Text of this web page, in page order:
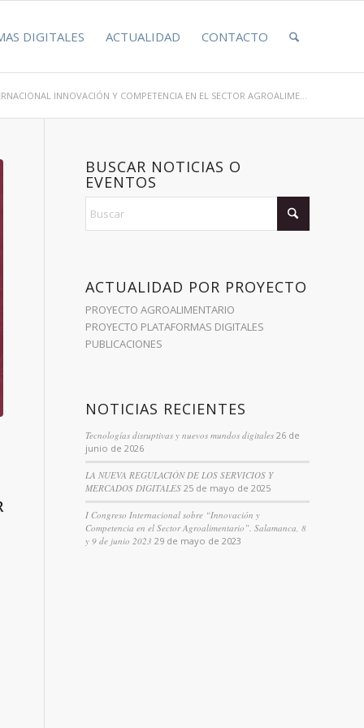
DIGITALES ACTUALIDAD CONTACTO
INNOVACIÓN Y COMPETENCIA EN EL SECTOR AGROALIME...
BUSCAR NOTICIAS O
EVENTOS
ACTUALIDAD POR PROYECTO
PROYECTO AGROALIMENTARIO
PROYECTO PLATAFORMAS DIGITALES
PUBLICACIONES
NOTICIAS RECIENTES
Tecnologías disruptivas y nuevos mundos digitales 26 de
junio de 2026
LA NUEVA REGULACIÓN DE LOS SERVICIOS Y
MERCADOS DIGITALES 25 de mayo de 2025
I Congreso Internacional sobre “Innovación y
Competencia en el Sector Agroalimentario”. Salamanca, 8
y 9 de junio 2023 29 de mayo de 2023